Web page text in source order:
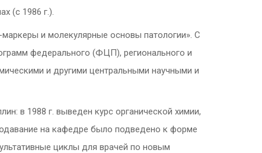
(с 1986 г.).
и молекулярные основы патологии». С
федерального (ФЦП), регионального и
и другими центральными научными и
в 1988 г. выведен курс органической химии,
на кафедре было подведено к форме
циклы для врачей по новым